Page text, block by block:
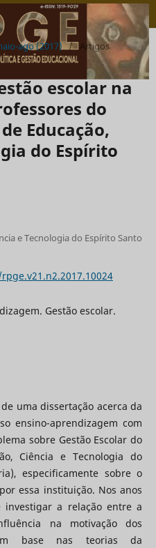
ago (2017) / Artigos
escolar na
do
Educação,
do Espírito
e Tecnologia do Espírito Santo
Gestão escolar.
uma dissertação acerca da
ensino-aprendizagem com
sobre Gestão Escolar do
Ciência e Tecnologia do
especificamente sobre o
essa instituição. Nos anos
investigar a relação entre a
na motivação dos
base nas teorias da